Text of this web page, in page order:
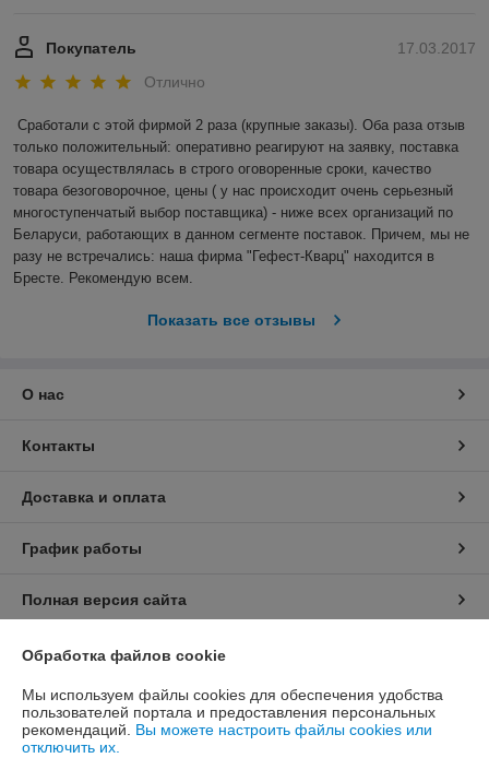
17.03.2017
Покупатель
Отлично
Сработали с этой фирмой 2 раза (крупные заказы). Оба раза отзыв
только положительный: оперативно реагируют на заявку, поставка
товара осуществлялась в строго оговоренные сроки, качество
товара безоговорочное, цены ( у нас происходит очень серьезный
многоступенчатый выбор поставщика) - ниже всех организаций по
Беларуси, работающих в данном сегменте поставок. Причем, мы не
разу не встречались: наша фирма "Гефест-Кварц" находится в
Бресте. Рекомендую всем.
Показать все отзывы
О нас
Контакты
Доставка и оплата
График работы
Полная версия сайта
Политика обработки cookies
Сайт создан на платформе Deal.by
Обработка файлов cookie
Мы используем файлы cookies для обеспечения удобства
пользователей портала и предоставления персональных
рекомендаций. Вы можете настроить файлы cookies или
отключить их.